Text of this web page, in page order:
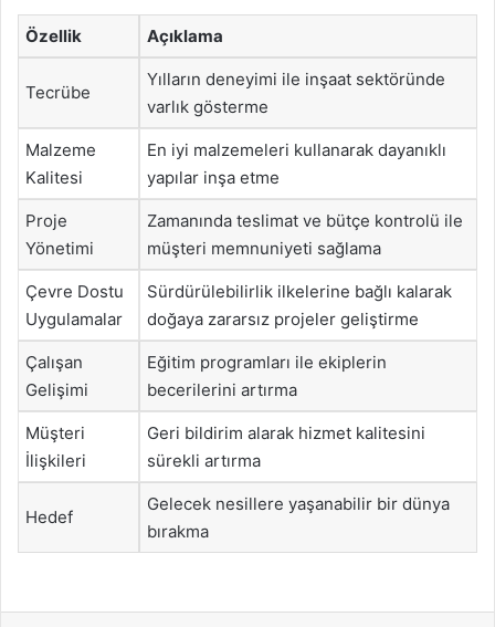
Özellik Açıklama
Tecrübe
Yılların deneyimi ile inşaat sektöründe
varlık gösterme
Malzeme
Kalitesi
En iyi malzemeleri kullanarak dayanıklı
yapılar inşa etme
Proje
Yönetimi
Zamanında teslimat ve bütçe kontrolü ile
müşteri memnuniyeti sağlama
Çevre Dostu
Uygulamalar
Sürdürülebilirlik ilkelerine bağlı kalarak
doğaya zararsız projeler geliştirme
Çalışan
Gelişimi
Eğitim programları ile ekiplerin
becerilerini artırma
Müşteri
İlişkileri
Geri bildirim alarak hizmet kalitesini
sürekli artırma
Hedef
Gelecek nesillere yaşanabilir bir dünya
bırakma